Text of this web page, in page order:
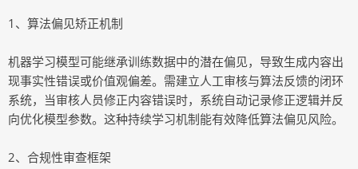
1、算法偏见矫正机制
机器学习模型可能继承训练数据中的潜在偏见，导致生成内容出
现事实性错误或价值观偏差。需建立人工审核与算法反馈的闭环
系统，当审核人员修正内容错误时，系统自动记录修正逻辑并反
向优化模型参数。这种持续学习机制能有效降低算法偏见风险。
2、合规性审查框架